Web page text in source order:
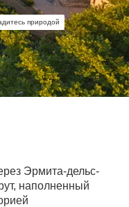
природой
Эрмита-дельс-
наполненный